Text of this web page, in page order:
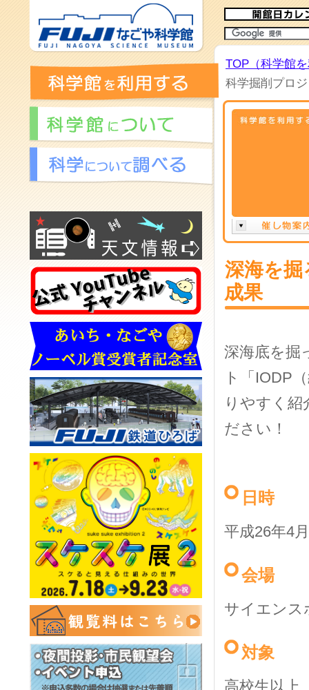
TOP（科学館
科学掘削プロ
深海を掘
成果
深海底を掘
ト「IODP
りやすく紹
ださい！
日時
平成26年4
会場
サイエンス
対象
高校生以上